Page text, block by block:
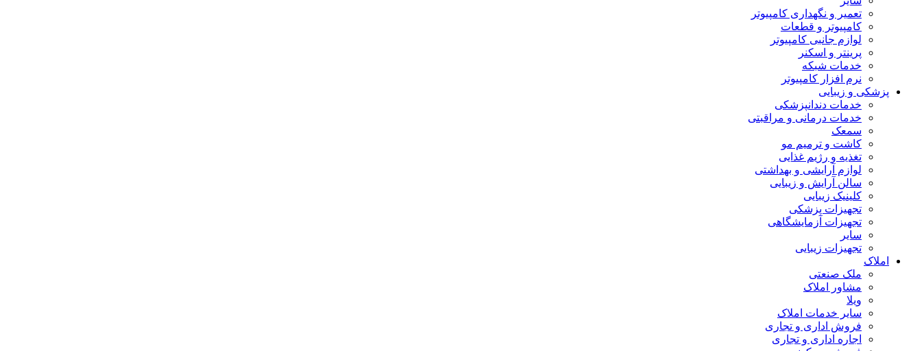
تعمیر و نگهداری کامپیوتر
کامپیوتر و قطعات
لوازم جانبی کامپیوتر
پرینتر و اسکنر
خدمات شبکه
نرم افزار کامپیوتر
پزشکی و زیبایی
خدمات دندانپزشکی
خدمات درمانی و مراقبتی
سمعک
کاشت و ترمیم مو
تغذیه و رژیم غذایی
لوازم آرایشی و بهداشتی
سالن آرایش و زیبایی
کلینیک زیبایی
تجهیزات پزشکی
تجهیزات آزمایشگاهی
سایر
تجهیزات زیبایی
املاک
ملک صنعتی
مشاور املاک
ویلا
سایر خدمات املاک
فروش اداری و تجاری
اجاره اداری و تجاری